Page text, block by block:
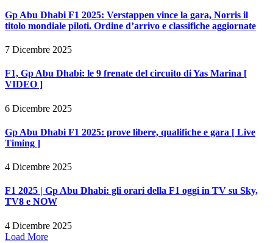
Gp Abu Dhabi F1 2025: Verstappen vince la gara, Norris il
titolo mondiale piloti. Ordine d’arrivo e classifiche aggiornate
7 Dicembre 2025
F1, Gp Abu Dhabi: le 9 frenate del circuito di Yas Marina [
VIDEO ]
6 Dicembre 2025
Gp Abu Dhabi F1 2025: prove libere, qualifiche e gara [ Live
Timing ]
4 Dicembre 2025
F1 2025 | Gp Abu Dhabi: gli orari della F1 oggi in TV su Sky,
TV8 e NOW
4 Dicembre 2025
Load More